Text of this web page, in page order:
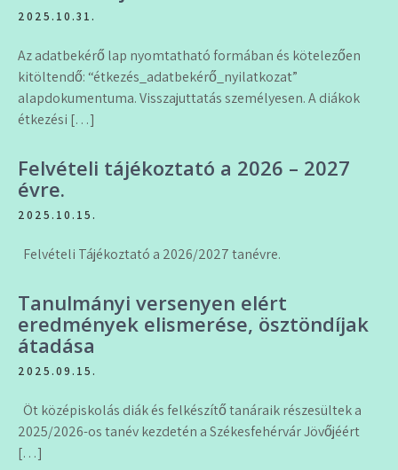
2025.10.31.
Az adatbekérő lap nyomtatható formában és kötelezően
kitöltendő: “étkezés_adatbekérő_nyilatkozat”
alapdokumentuma. Visszajuttatás személyesen. A diákok
étkezési […]
Felvételi tájékoztató a 2026 – 2027
évre.
2025.10.15.
Felvételi Tájékoztató a 2026/2027 tanévre.
Tanulmányi versenyen elért
eredmények elismerése, ösztöndíjak
átadása
2025.09.15.
Öt középiskolás diák és felkészítő tanáraik részesültek a
2025/2026-os tanév kezdetén a Székesfehérvár Jövőjéért
[…]